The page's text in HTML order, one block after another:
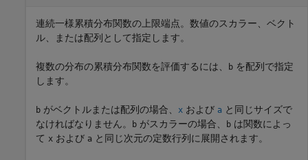
連続一様累積分布関数の上限端点。数値のスカラー、ベクト
ル、または配列として指定します。
複数の分布の累積分布関数を評価するには、 b を配列で指定
します。
b がベクトルまたは配列の場合、 x および a と同じサイズで
なければなりません。
b がスカラーの場合、 b は関数によっ
て x および a と同じ次元の定数行列に展開されます。